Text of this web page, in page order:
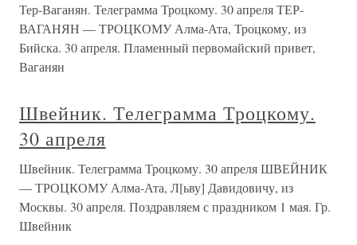
Тер-Ваганян. Телеграмма Троцкому. 30 апреля ТЕР-
ВАГАНЯН — ТРОЦКОМУ Алма-Ата, Троцкому, из
Бийска. 30 апреля. Пламенный первомайский привет,
Ваганян
Швейник. Телеграмма Троцкому.
30 апреля
Швейник. Телеграмма Троцкому. 30 апреля ШВЕЙНИК
— ТРОЦКОМУ Алма-Ата, Л[ьву] Давидовичу, из
Москвы. 30 апреля. Поздравляем с праздником 1 мая. Гр.
Швейник